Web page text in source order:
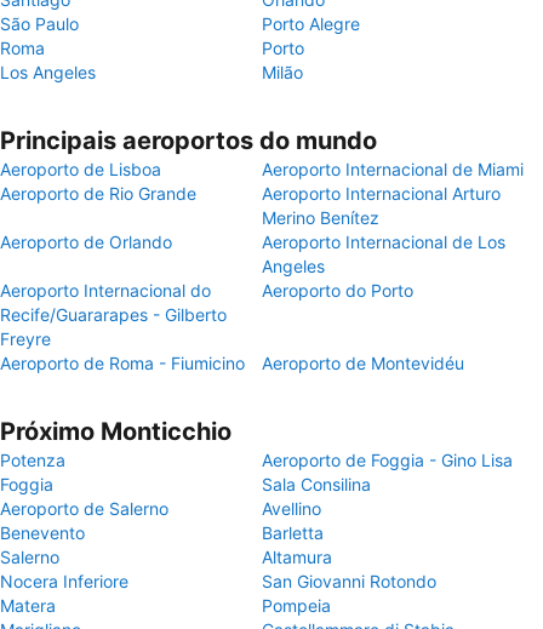
São Paulo
Porto Alegre
Roma
Porto
Los Angeles
Milão
Principais aeroportos do mundo
Aeroporto de Lisboa
Aeroporto Internacional de Miami
Aeroporto de Rio Grande
Aeroporto Internacional Arturo
Merino Benítez
Aeroporto de Orlando
Aeroporto Internacional de Los
Angeles
Aeroporto Internacional do
Recife/Guararapes - Gilberto
Freyre
Aeroporto do Porto
Aeroporto de Roma - Fiumicino Aeroporto de Montevidéu
Próximo Monticchio
Potenza
Aeroporto de Foggia - Gino Lisa
Foggia
Sala Consilina
Aeroporto de Salerno
Avellino
Benevento
Barletta
Salerno
Altamura
Nocera Inferiore
San Giovanni Rotondo
Matera
Pompeia